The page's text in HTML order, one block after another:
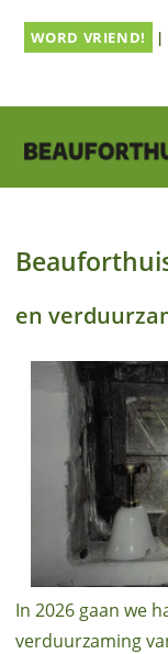
naarWORD VRIEND! |
en
In 2026 gaan we
verduurzaming